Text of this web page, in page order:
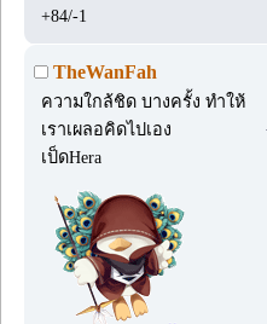
+84/-1
TheWanFah
ความใกล้ชิด บางครั้ง ทำให้
เราเผลอคิดไปเอง
เป็ดHera